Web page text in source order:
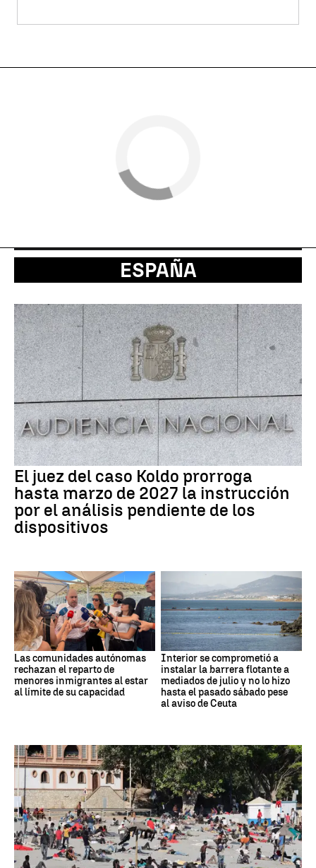
ESPAÑA
El juez del caso Koldo prorroga
hasta marzo de 2027 la instrucción
por el análisis pendiente de los
dispositivos
Las comunidades autónomas
rechazan el reparto de
menores inmigrantes al estar
al límite de su capacidad
Interior se comprometió a
instalar la barrera flotante a
mediados de julio y no lo hizo
hasta el pasado sábado pese
al aviso de Ceuta